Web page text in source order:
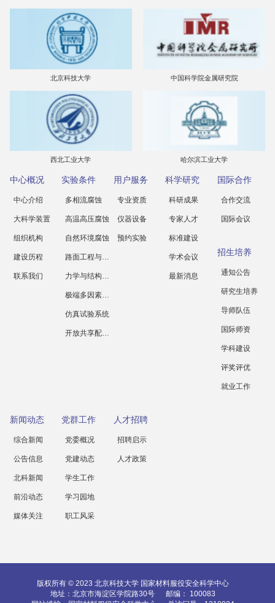
北京科技大学 中国科学院金属研究院
西北工业大学 哈尔滨工业大学
中心概况
中心介绍
大科学装置
组织机构
建设历程
联系我们
实验条件
多相流腐蚀
高温高压腐蚀
自然环境腐蚀
路面工程与科学
力学与结构工程
极端多因素腐蚀
仿真试验系统
开放共享配套设施
用户服务
专业资质
仪器设备
预约实验
科学研究
科研成果
专家人才
标准建设
学术会议
最新消息
国际合作
合作交流
国际会议
招生培养
通知公告
研究生培养
导师队伍
国际师资
学科建设
评奖评优
就业工作
新闻动态
综合新闻
公告信息
北科新闻
前沿动态
媒体关注
党群工作
党委概况
党建动态
学生工作
学习园地
职工风采
人才招聘
招聘启示
人才政策
版权所有 © 2023 北京科技大学 国家材料服役安全科学中心
地址：北京市海淀区学院路30号
邮编： 100083